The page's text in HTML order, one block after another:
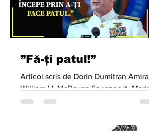
amplă hartă psihologică a maturizării:
povestea unui om care, pentru a se
întoarce acasă, trebuie mai întâi să se
călătoria lui Ulise nu este doar o
traversare a mărilo
”Fă-ți patul!”
Articol scris de Dorin Dumitran Amiralul
William H. McRaven (în rezervă, Marina
SUA) a servit cu onoare în Marina
petrecuți ca membru al Navy SEAL, a